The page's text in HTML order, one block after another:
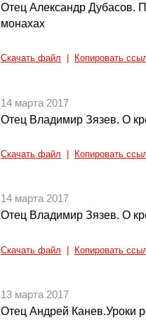
Отец Александр Дубасов.
монахах
Скачать файл Копировать
14 марта 2017
Отец Владимир Зязев. О
Скачать файл Копировать
14 марта 2017
Отец Владимир Зязев. О
Скачать файл Копировать
13 марта 2017
Отец Андрей Канев.Уроки